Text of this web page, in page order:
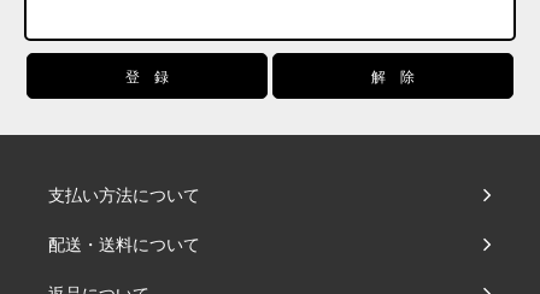
支払い方法について
配送・送料について